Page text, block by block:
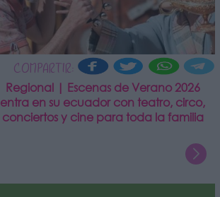
COMPARTIR:
Regional | Escenas de Verano 2026
entra en su ecuador con teatro, circo,
conciertos y cine para toda la familia